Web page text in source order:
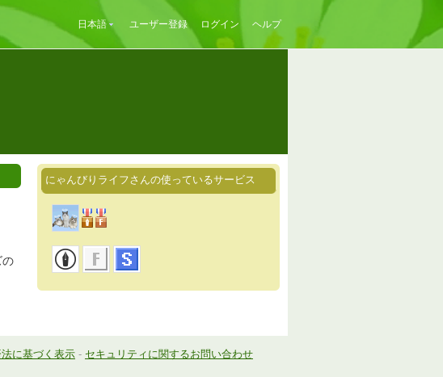
日本語 ユーザー登録 ログイン ヘルプ
の
にゃんびりライフさんの使っているサービス
に基づく表示 - セキュリティに関するお問い合わせ